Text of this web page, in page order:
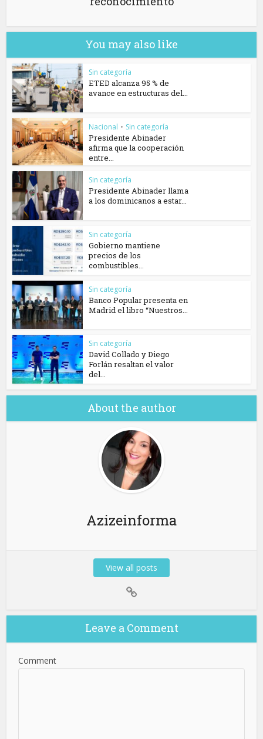
You may also like
Sin categoría
ETED alcanza 95 % de
avance en estructuras del...
Nacional • Sin categoría
Presidente Abinader
afirma que la cooperación
entre...
Sin categoría
Presidente Abinader llama
a los dominicanos a estar...
Sin categoría
Gobierno mantiene
precios de los
combustibles...
Sin categoría
Banco Popular presenta en
Madrid el libro “Nuestros...
Sin categoría
David Collado y Diego
Forlán resaltan el valor
del...
About the author
Azizeinforma
View all posts
Leave a Comment
Comment